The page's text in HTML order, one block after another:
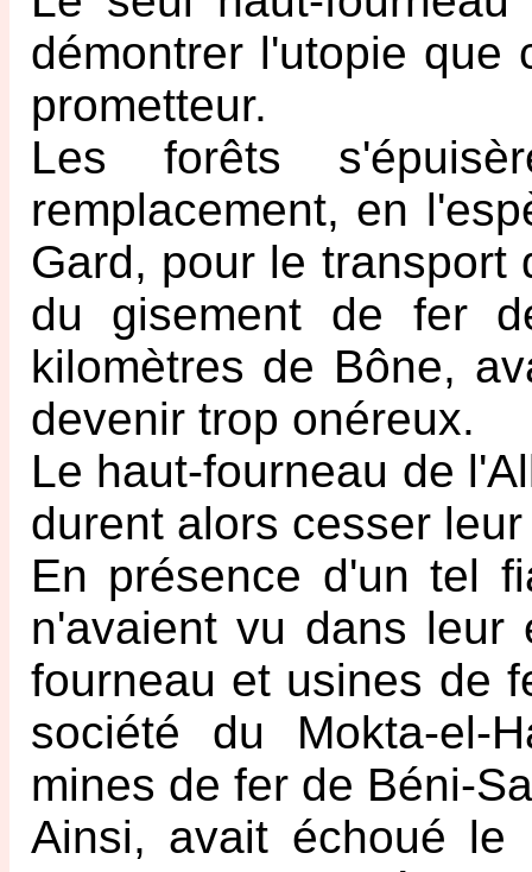
démontrer l'utopie que
prometteur.
Les forêts
remplacement, en
Gard, pour le transport
du gisement de fer
kilomètres de Bône,
devenir trop onéreux.
Le haut-fourneau de
durent alors cesser
En présence d'un tel
n'avaient vu dans leur
fourneau et usines de
société du Mokta-el-
mines de fer de Béni-
Ainsi, avait échoué le